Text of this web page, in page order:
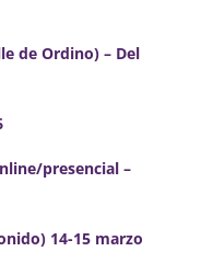
de Ordino) – Del
presencial –
14-15 marzo